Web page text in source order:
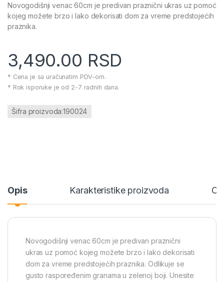
Novogodišnji venac 60cm je predivan praznični ukras uz pomoć
kojeg možete brzo i lako dekorisati dom za vreme predstojećih
praznika.
3,490.00 RSD
* Cena je sa uračunatim PDV-om.
* Rok isporuke je od 2-7 radnih dana.
Šifra proizvoda:190024
Opis Karakteristike proizvoda
Novogodišnji venac 60cm je predivan praznični
ukras uz pomoć kojeg možete brzo i lako dekorisati
dom za vreme predstojećih praznika. Odlikuje se
gusto raspoređenim granama u zelenoj boji. Unesite